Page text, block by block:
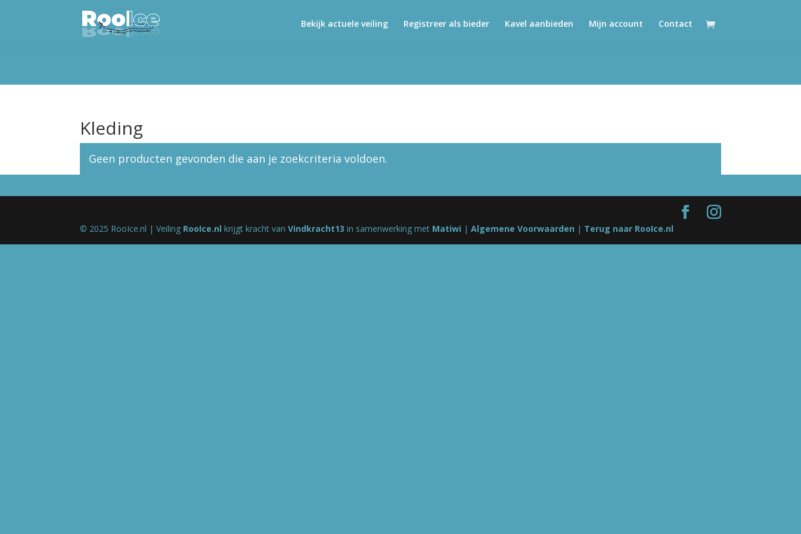
Bekijk actuele veiling Registreer als bieder Kavel aanbieden Mijn account Contact
Kleding
Geen producten gevonden die aan je zoekcriteria voldoen.
© 2025 RooIce.nl | Veiling RooIce.nl krijgt kracht vanVindkracht13 in samenwerking met Matiwi |Algemene Voorwaarden | Terug naar RooIce.nl